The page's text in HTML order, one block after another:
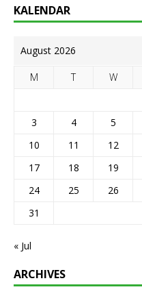
KALENDAR
August 2026
M T W
3
4 5
10
11 12
17
18 19
24
25 26
31
« Jul
ARCHIVES